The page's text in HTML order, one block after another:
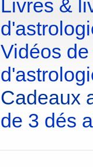
Livres &
Vidéos
Cadeaux
de 3 dés